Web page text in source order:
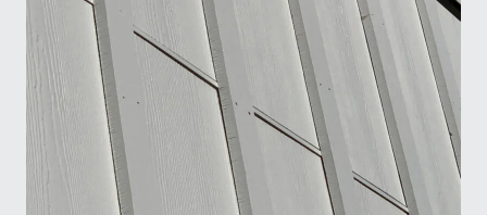
Submit